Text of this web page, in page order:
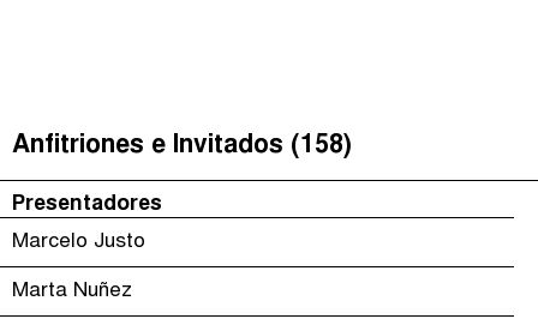
الجباية ببساطة
É Da Sua Conta
Impôts et Justice Sociale
The Corruption Diaries
Unequal India Decoded
Anfitriones e Invitados (158)
Jerga
Buscar
Anfitriones e Invitados (158)
Presentadores
Marcelo Justo
Marta Nuñez